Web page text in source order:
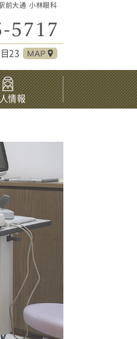
前大通 小林眼科
23
情報